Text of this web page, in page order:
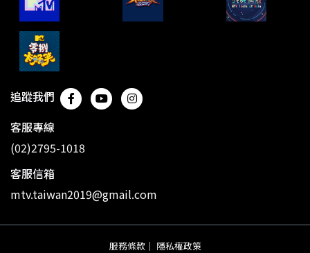
追蹤我們
客服專線
(02)2795-1018
客服信箱
mtv.taiwan2019@gmail.com
服務條款 ｜ 隱私權政策